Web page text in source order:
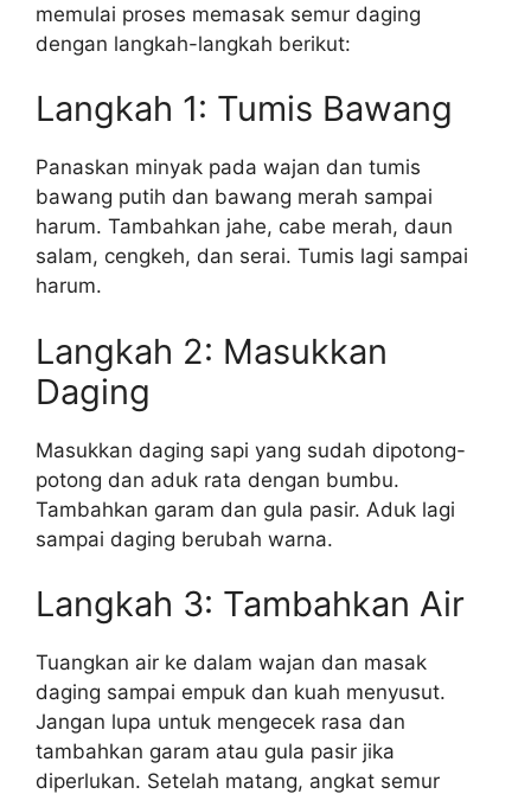
memulai proses memasak semur daging
dengan langkah-langkah berikut:
Langkah 1: Tumis Bawang
Panaskan minyak pada wajan dan tumis
bawang putih dan bawang merah sampai
harum. Tambahkan jahe, cabe merah, daun
salam, cengkeh, dan serai. Tumis lagi sampai
harum.
Langkah 2: Masukkan
Daging
Masukkan daging sapi yang sudah dipotong-
potong dan aduk rata dengan bumbu.
Tambahkan garam dan gula pasir. Aduk lagi
sampai daging berubah warna.
Langkah 3: Tambahkan Air
Tuangkan air ke dalam wajan dan masak
daging sampai empuk dan kuah menyusut.
Jangan lupa untuk mengecek rasa dan
tambahkan garam atau gula pasir jika
diperlukan. Setelah matang, angkat semur